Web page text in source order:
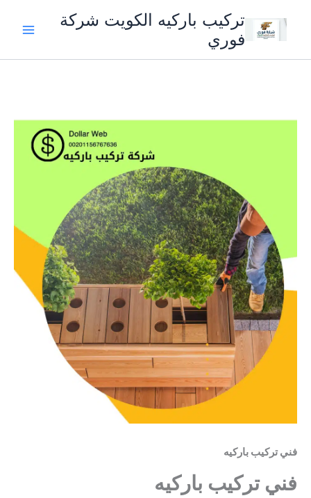
المحتوى
تركيب باركيه الكويت شركة
فوري
فني تركيب باركيه
فني تركيب باركيه